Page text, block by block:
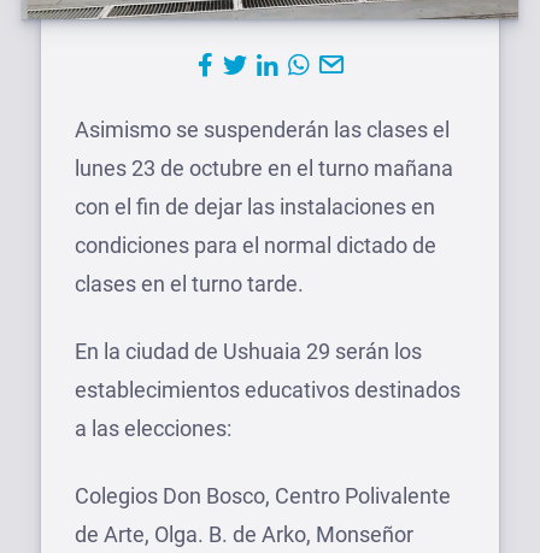
Asimismo se suspenderán las clases el
lunes 23 de octubre en el turno mañana
con el fin de dejar las instalaciones en
condiciones para el normal dictado de
clases en el turno tarde.
En la ciudad de Ushuaia 29 serán los
establecimientos educativos destinados
a las elecciones:
Colegios Don Bosco, Centro Polivalente
de Arte, Olga. B. de Arko, Monseñor